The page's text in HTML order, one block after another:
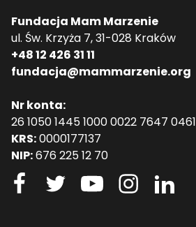
Fundacja Mam Marzenie
ul. Św. Krzyża 7, 31-028 Kraków
+48 12 426 31 11
fundacja@mammarzenie.org
Nr konta:
26 1050 1445 1000 0022 7647 0461
KRS:0000177137
NIP:676 225 12 70